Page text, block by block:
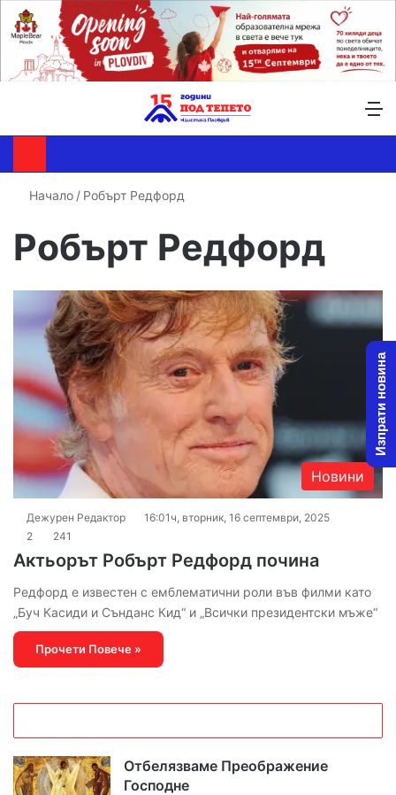
Начало / Робърт Редфорд
Робърт Редфорд
Новини
Дежурен Редактор
16:01ч, вторник, 16 септември, 2025
2
241
Актьорът Робърт Редфорд почина
Редфорд е известен с емблематични роли във филми като
„Буч Касиди и Сънданс Кид“ и „Всички президентски мъже“
Прочети Повече »
Отбелязваме Преображение
Господне
Изпрати новина